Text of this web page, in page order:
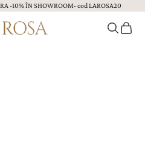
-10% ÎN SHOWROOM- cod LAROSA20
LA ROSA CautăCoș